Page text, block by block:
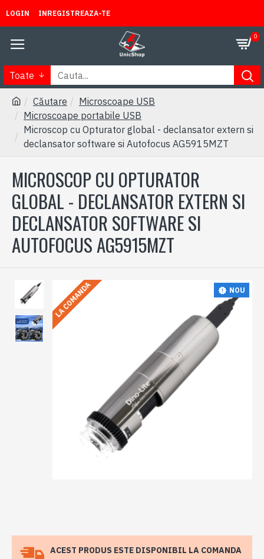
LOGIN INREGISTREAZA-TE
0
Toate
Căutare
Microscoape USB
Microscoape portabile USB
Microscop cu Opturator global - declansator extern si
declansator software si Autofocus AG5915MZT
MICROSCOP CU OPTURATOR
GLOBAL - DECLANSATOR EXTERN SI
DECLANSATOR SOFTWARE SI
AUTOFOCUS AG5915MZT
NOU
LA COMANDA
ACEST PRODUS ESTE DISPONIBIL LA COMANDA